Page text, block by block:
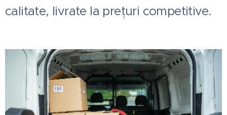
calitate, livrate la prețuri competitive.